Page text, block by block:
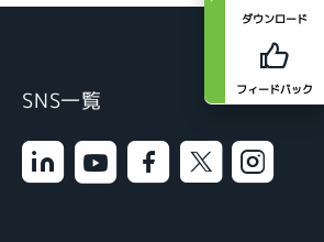
ダウンロード
フィードバック
SNS一覧